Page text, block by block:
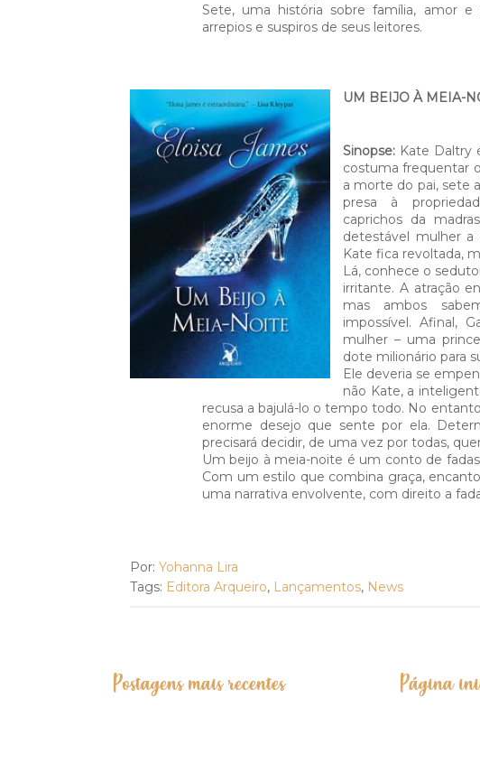
Sete, uma história sobre família, amor e
arrepios e suspiros de seus leitores.
UM BEIJO À MEIA-
Sinopse: Kate Daltry
costuma frequentar
a morte do pai, sete
presa à
caprichos da
detestável mulher a
Kate fica revoltada,
Lá, conhece o
irritante. A atração
mas ambos
impossível. Afinal,
mulher – uma
dote milionário para
Ele deveria se
não Kate, a
recusa a bajulá-lo o tempo todo. No
enorme desejo que sente por ela.
precisará decidir, de uma vez por todas,
Um beijo à meia-noite é um conto de
Com um estilo que combina graça,
uma narrativa envolvente, com direito a
Por: Yohanna Lira
Tags: Editora Arqueiro, Lançamentos, News
Postagens mais recentes Página